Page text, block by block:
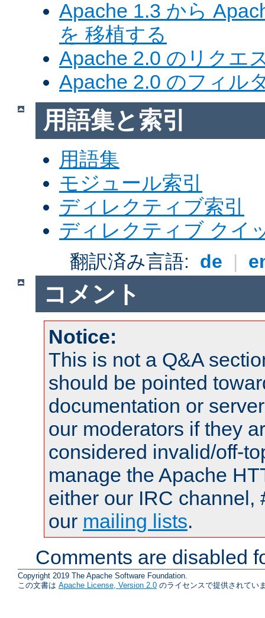
Apache 1.3 から
を 移植する
Apache 2.0 のリクエ
Apache 2.0 のフィル
用語集と索引
用語集
モジュール索引
ディレクティブ索引
ディレクティブ クイ
翻訳済み言語: de |
コメント
Notice:
This is not a Q&A
should be pointed
documentation or
our moderators if they
considered invalid/off-
manage the Apache
either our IRC channel,
our mailing lists.
Comments are disabled
Copyright 2019 The Apache Software Foundation.
この文書は Apache License, Version 2.0 のライセンスで提供されてい